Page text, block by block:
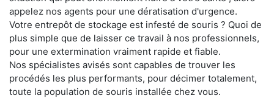
appelez nos agents pour une dératisation d'urgence.
Votre entrepôt de stockage est infesté de souris ? Quoi de
plus simple que de laisser ce travail à nos professionnels,
pour une extermination vraiment rapide et fiable.
Nos spécialistes avisés sont capables de trouver les
procédés les plus performants, pour décimer totalement,
toute la population de souris installée chez vous.